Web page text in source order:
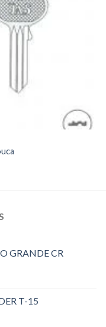
GRANDE CR
T-15